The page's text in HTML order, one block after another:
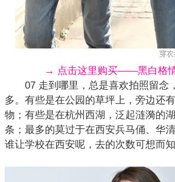
→ 点击这里购买——黑白格
07 走到哪里，总是喜欢拍照留念
多。有些是在公园的草坪上，旁边还
物；有些是在杭州西湖，泛起涟漪的
条；最多的莫过于在西安兵马俑、华
谁让学校在西安呢，去的次数可想而知